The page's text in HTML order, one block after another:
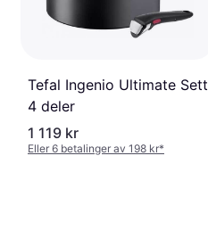
Tefal Ingenio Ultimate Sett
4 deler
1 119 kr
Eller 6 betalinger av 198 kr*